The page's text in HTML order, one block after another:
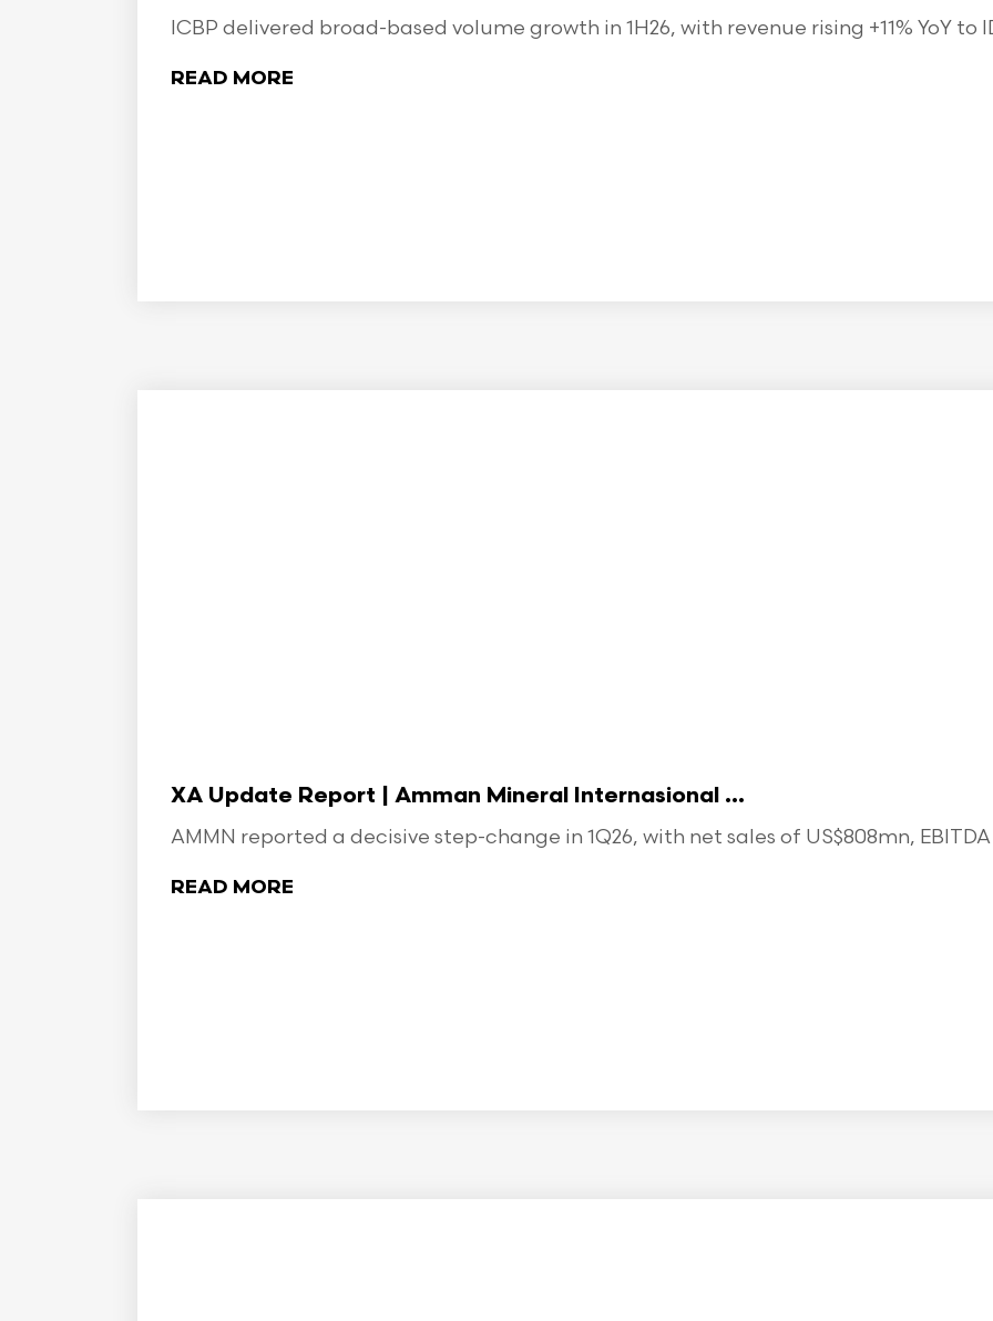
ICBP delivered broad-based volume growth in 1H26, with revenue rising +11% YoY to
READ MORE
XA Update Report | Amman Mineral Internasional ...
AMMN reported a decisive step-change in 1Q26, with net sales of US$808mn, EBITDA
READ MORE